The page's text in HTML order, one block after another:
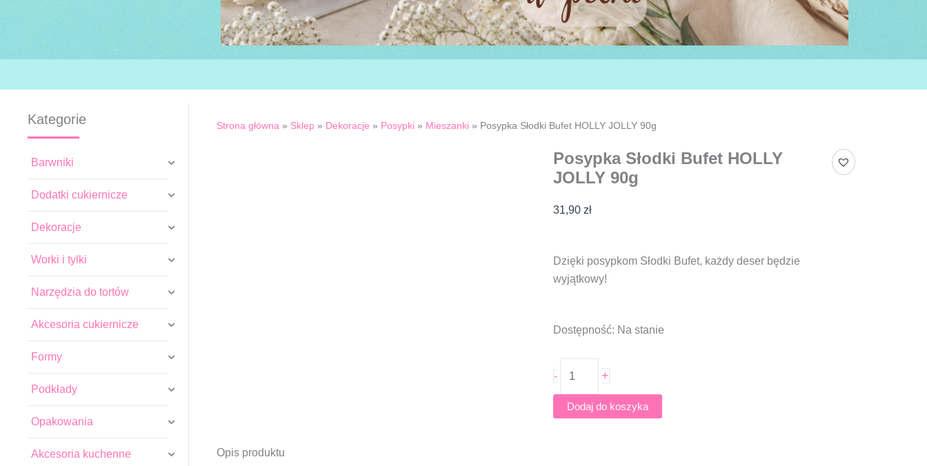
Kategorie
Barwniki
Dodatki cukiernicze
Dekoracje
Worki i tylki
Narzędzia do tortów
Akcesoria cukiernicze
Formy
Podkłady
Opakowania
Akcesoria kuchenne
Strona główna » Sklep » Dekoracje » Posypki » Mieszanki » Posypka Słodki Bufet HOLLY JOLLY 90g
Posypka Słodki Bufet HOLLY
JOLLY 90g
31,90 zł
Dzięki posypkom Słodki Bufet, każdy deser będzie
wyjątkowy!
Dostępność: Na stanie
-
ilość
Bufet
HOLLY
JOLLY
+
Dodaj do koszyka
Opis produktu